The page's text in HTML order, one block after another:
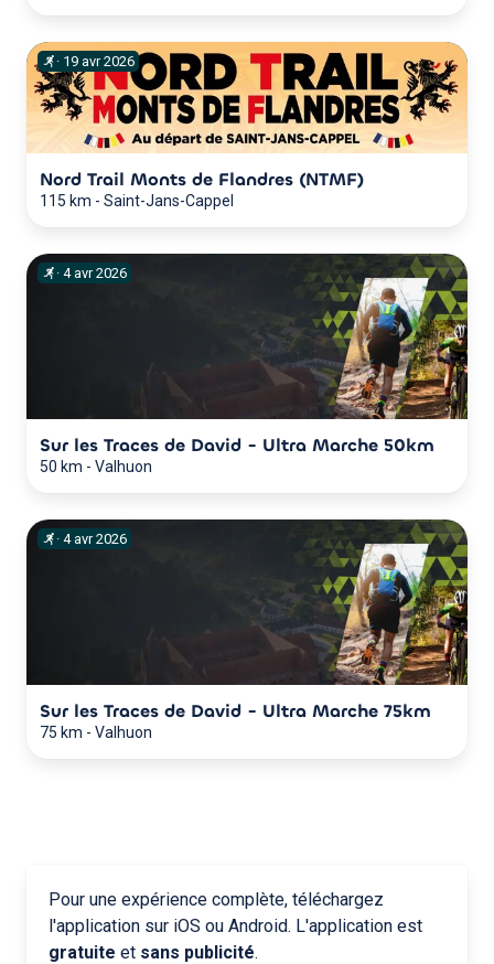
· 19 avr 2026
Nord Trail Monts de Flandres (NTMF)
115 km - Saint-Jans-Cappel
· 4 avr 2026
Sur les Traces de David - Ultra Marche 50km
50 km - Valhuon
· 4 avr 2026
Sur les Traces de David - Ultra Marche 75km
75 km - Valhuon
Pour une expérience complète, téléchargez
l'application sur iOS ou Android. L'application est
gratuite et sans publicité.